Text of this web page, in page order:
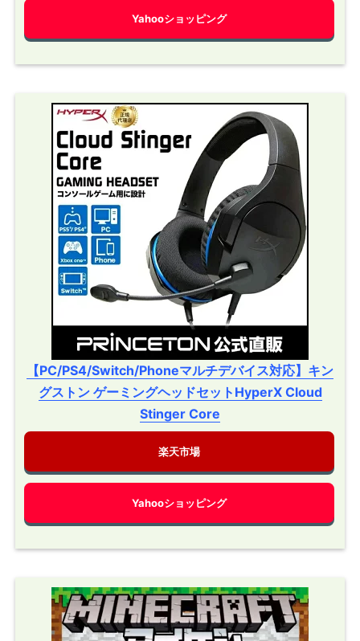
Yahooショッピング
【PC/PS4/Switch/Phoneマルチデバイス対応】キン
グストン ゲーミングヘッドセットHyperX Cloud
Stinger Core
楽天市場
Yahooショッピング